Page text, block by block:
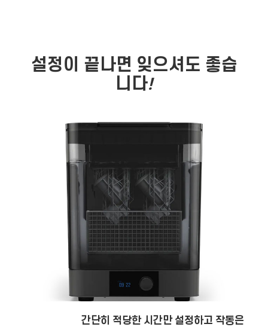
설정이 끝나면 잊으셔도 좋습
니다!
간단히 적당한 시간만 설정하고 작동은